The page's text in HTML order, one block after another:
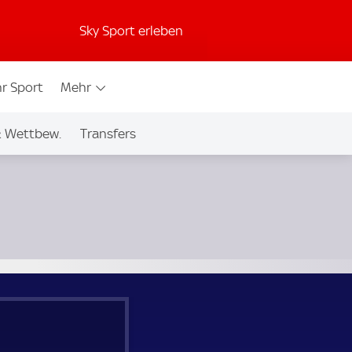
Sky Sport erleben
Sport Mehr
Wettbew. Transfers